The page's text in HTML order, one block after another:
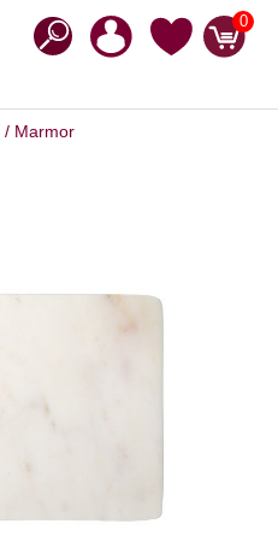
0
/ Marmor